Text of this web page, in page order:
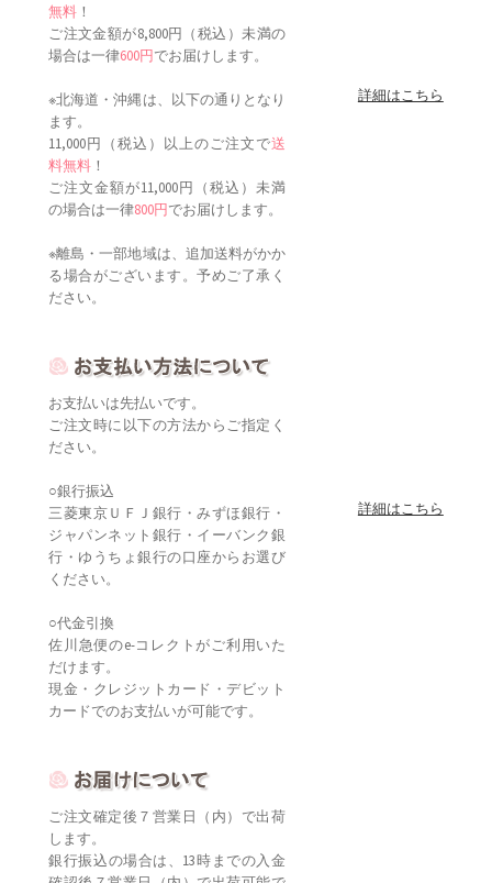
無料 ！
ご注文金額が8,800円（税込）未満の
場合は一律600円でお届けします。
※北海道・沖縄は、以下の通りとなり
ます。
11,000円（税込）以上のご注文で送
料無料 ！
ご注文金額が11,000円（税込）未満
の場合は一律800円でお届けします。
※離島・一部地域は、追加送料がかか
る場合がございます。予めご了承く
ださい。
詳細はこちら
お支払いは先払いです。
ご注文時に以下の方法からご指定く
ださい。
○銀行振込
三菱東京ＵＦＪ銀行・みずほ銀行・
ジャパンネット銀行・イーバンク銀
行・ゆうちょ銀行の口座からお選び
ください。
○代金引換
佐川急便のe-コレクトがご利用いた
だけます。
現金・クレジットカード・デビット
カードでのお支払いが可能です。
詳細はこちら
ご注文確定後７営業日（内）で出荷
します。
銀行振込の場合は、13時までの入金